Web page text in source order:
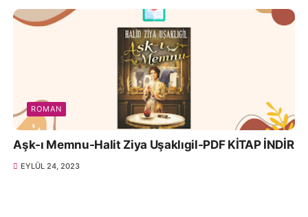
ROMAN
Aşk-ı Memnu-Halit Ziya Uşaklıgil-PDF KİTAP İNDİR
EYLÜL 24, 2023